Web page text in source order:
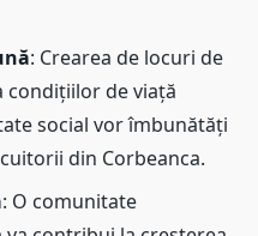
: Crearea de locuri de
condițiilor de viață
social vor îmbunătăți
din Corbeanca.
: O comunitate